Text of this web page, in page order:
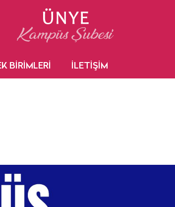
BİRİMLERİ İLETİŞİM